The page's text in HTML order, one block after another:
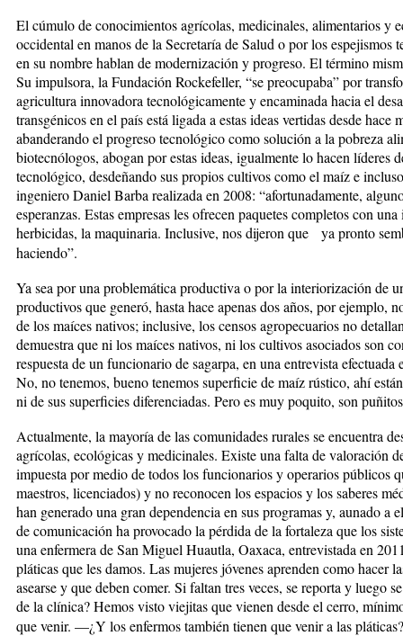
El cúmulo de conocimientos agrícolas, medicinales, alimentarios y
occidental en manos de la Secretaría de Salud o por los
en su nombre hablan de modernización y progreso. El término
Su impulsora, la Fundación Rockefeller, “se preocupaba” por
agricultura innovadora tecnológicamente y encaminada hacia el
transgénicos en el país está ligada a estas ideas vertidas desde
abanderando el progreso tecnológico como solución a la pobreza
biotecnólogos, abogan por estas ideas, igualmente lo hacen líderes
tecnológico, desdeñando sus propios cultivos como el maíz e
ingeniero Daniel Barba realizada en 2008: “afortunadamente,
esperanzas. Estas empresas les ofrecen paquetes completos con
herbicidas, la maquinaria. Inclusive, nos dijeron que ya pronto
haciendo”.
Ya sea por una problemática productiva o por la interiorización de
productivos que generó, hasta hace apenas dos años, por ejemplo,
de los maíces nativos; inclusive, los censos agropecuarios no
demuestra que ni los maíces nativos, ni los cultivos asociados son
respuesta de un funcionario de sagarpa, en una entrevista
No, no tenemos, bueno tenemos superficie de maíz rústico, ahí
ni de sus superficies diferenciadas. Pero es muy poquito, son
Actualmente, la mayoría de las comunidades rurales se encuentra
agrícolas, ecológicas y medicinales. Existe una falta de valoración
impuesta por medio de todos los funcionarios y operarios públicos
maestros, licenciados) y no reconocen los espacios y los saberes
han generado una gran dependencia en sus programas y, aunado
de comunicación ha provocado la pérdida de la fortaleza que los
una enfermera de San Miguel Huautla, Oaxaca, entrevistada en
pláticas que les damos. Las mujeres jóvenes aprenden como hacer
asearse y que deben comer. Si faltan tres veces, se reporta y
de la clínica? Hemos visto viejitas que vienen desde el cerro,
que venir. —¿Y los enfermos también tienen que venir a las